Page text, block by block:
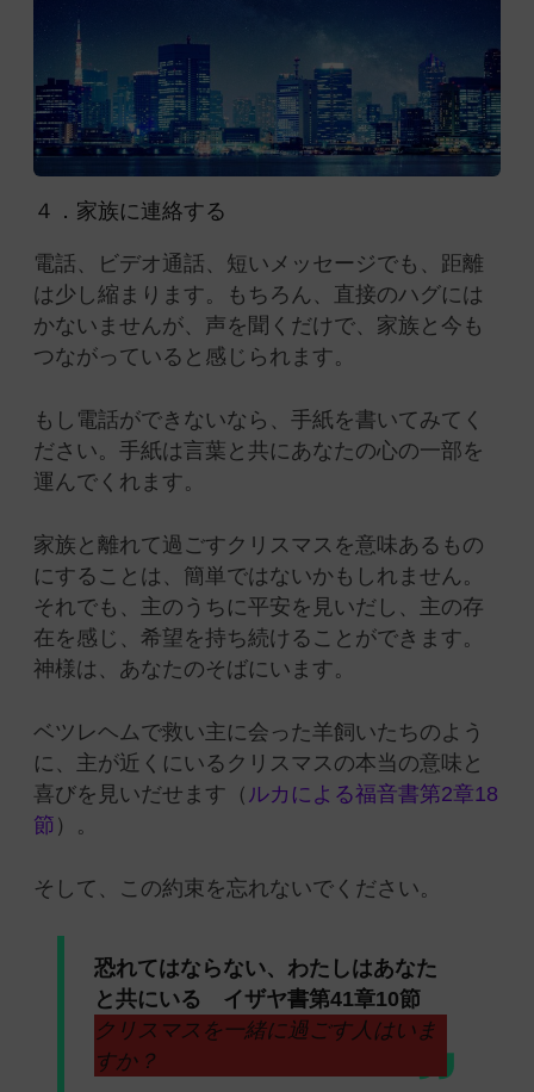
４．家族に連絡する
電話、ビデオ通話、短いメッセージでも、距離
は少し縮まります。もちろん、直接のハグには
かないませんが、声を聞くだけで、家族と今も
つながっていると感じられます。
もし電話ができないなら、手紙を書いてみてく
ださい。手紙は言葉と共にあなたの心の一部を
運んでくれます。
家族と離れて過ごすクリスマスを意味あるもの
にすることは、簡単ではないかもしれません。
それでも、主のうちに平安を見いだし、主の存
在を感じ、希望を持ち続けることができます。
神様は、あなたのそばにいます。
ベツレヘムで救い主に会った羊飼いたちのよう
に、主が近くにいるクリスマスの本当の意味と
喜びを見いだせます（ ルカによる福音書第2章18
節 ）。
そして、この約束を忘れないでください。
恐れてはならない、わたしはあなた
と共にいる イザヤ書第41章10節
クリスマスを一緒に過ごす人はいま
すか？